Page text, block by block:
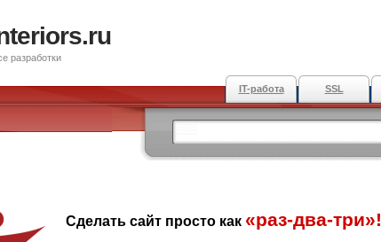
разработки
IT-работа SSL
Сделать сайт просто как «раз-два-три»!